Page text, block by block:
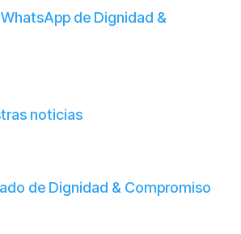
de Dignidad &
noticias
de Dignidad & Compromiso